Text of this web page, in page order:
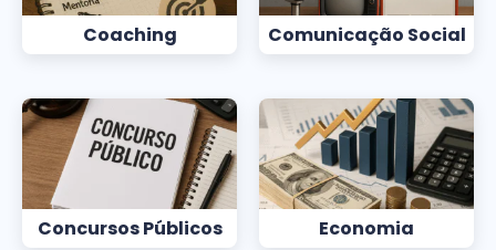
Coaching Comunicação Social
Concursos Públicos Economia